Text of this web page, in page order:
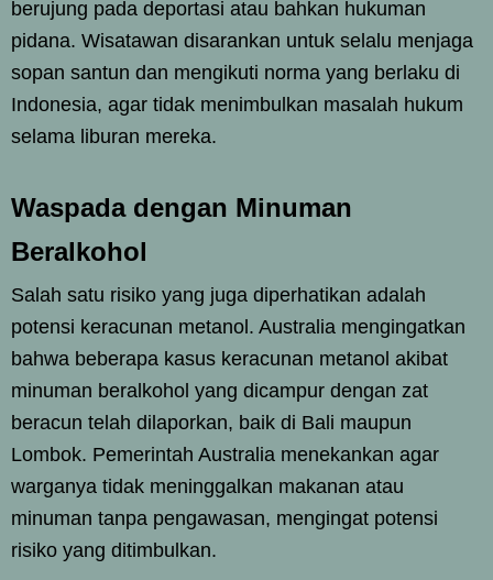
berujung pada deportasi atau bahkan hukuman
pidana. Wisatawan disarankan untuk selalu menjaga
sopan santun dan mengikuti norma yang berlaku di
Indonesia, agar tidak menimbulkan masalah hukum
selama liburan mereka.
Waspada dengan Minuman
Beralkohol
Salah satu risiko yang juga diperhatikan adalah
potensi keracunan metanol. Australia mengingatkan
bahwa beberapa kasus keracunan metanol akibat
minuman beralkohol yang dicampur dengan zat
beracun telah dilaporkan, baik di Bali maupun
Lombok. Pemerintah Australia menekankan agar
warganya tidak meninggalkan makanan atau
minuman tanpa pengawasan, mengingat potensi
risiko yang ditimbulkan.